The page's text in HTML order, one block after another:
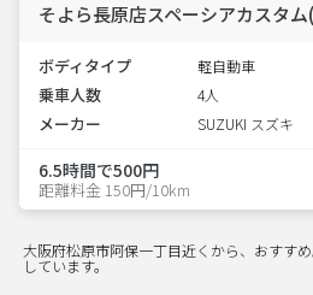
そよら長原店スペーシアカスタム
ボディタイプ 軽自動車
乗車人数 4人
メーカー SUZUKI スズキ
6.5時間で500円
距離料金 150円/10km
大阪府松原市阿保一丁目近くから、おすす
しています。